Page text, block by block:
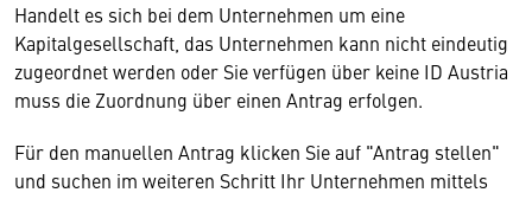
Handelt es sich bei dem Unternehmen um eine
Kapitalgesellschaft, das Unternehmen kann nicht eindeutig
zugeordnet werden oder Sie verfügen über keine ID Austria
muss die Zuordnung über einen Antrag erfolgen.
Für den manuellen Antrag klicken Sie auf "Antrag stellen"
und suchen im weiteren Schritt Ihr Unternehmen mittels